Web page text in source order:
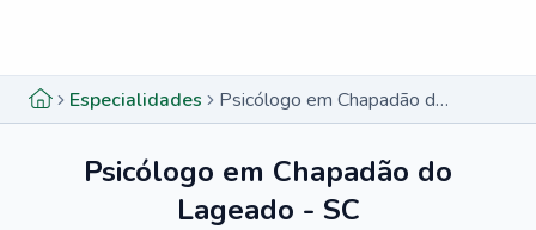
Especialidades Psicólogo em Chapadão do Lageado - SC
Psicólogo em Chapadão do
Lageado - SC